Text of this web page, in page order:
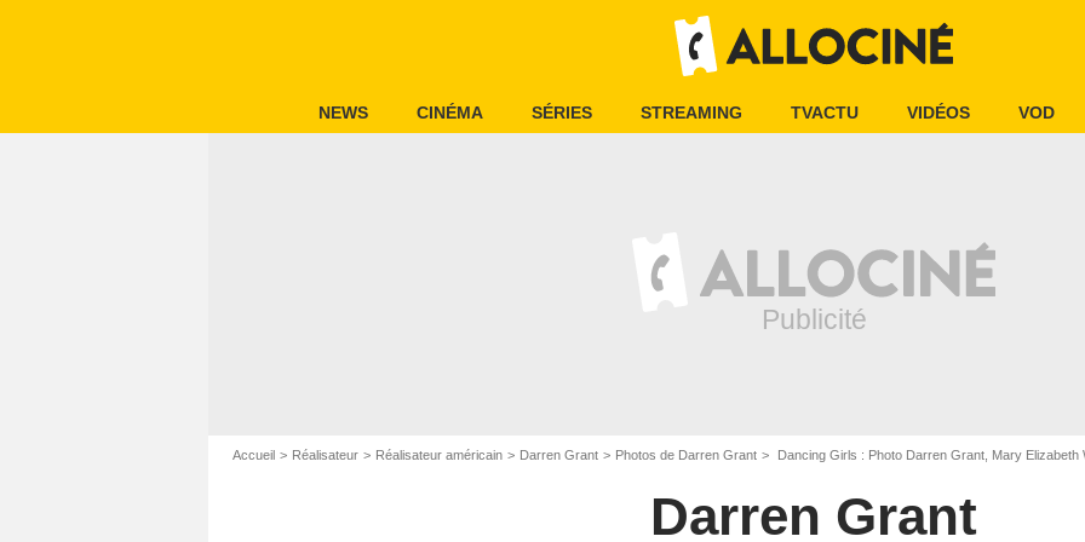
NEWS CINÉMA SÉRIES STREAMING TVACTU VIDÉOS VOD
Accueil Réalisateur Réalisateur américain Darren Grant Photos de Darren Grant Dancing Girls : Photo Darren Grant, Mary Elizabeth
Darren Grant